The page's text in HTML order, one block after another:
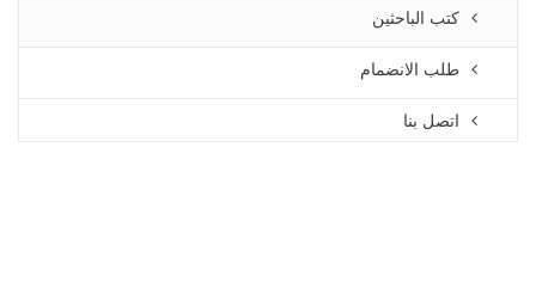
كتب الباحثين
طلب الانضمام
اتصل بنا